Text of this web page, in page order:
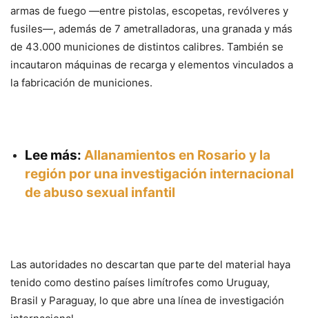
armas de fuego —entre pistolas, escopetas, revólveres y
fusiles—, además de 7 ametralladoras, una granada y más
de 43.000 municiones de distintos calibres. También se
incautaron máquinas de recarga y elementos vinculados a
la fabricación de municiones.
Lee más: Allanamientos en Rosario y la
región por una investigación internacional
de abuso sexual infantil
Las autoridades no descartan que parte del material haya
tenido como destino países limítrofes como Uruguay,
Brasil y Paraguay, lo que abre una línea de investigación